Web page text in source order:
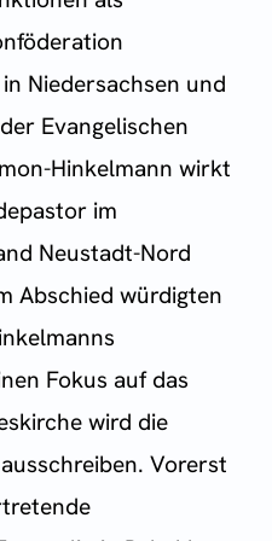
Niedersachsen und
Evangelischen
Hinkelmann wirkt
im
Neustadt-Nord
Abschied würdigten
Fokus auf das
wird die
Vorerst